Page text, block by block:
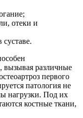
отеки и
вызывая различные
первого
патология не
нагрузки. Под их
костные ткани,